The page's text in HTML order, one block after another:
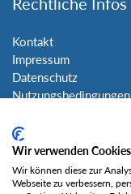
Rechtliche Infos
Kontakt
Impressum
Datenschutz
Nutzungsbedingungen
Social Media
Wir verwenden Cookies
Wir können diese zur
Webseite zu verbessern,